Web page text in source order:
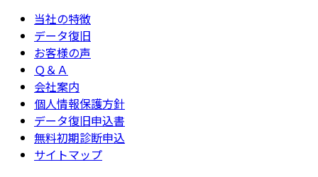
当社の特徴
データ復旧
お客様の声
Ｑ＆Ａ
会社案内
個人情報保護方針
データ復旧申込書
無料初期診断申込
サイトマップ